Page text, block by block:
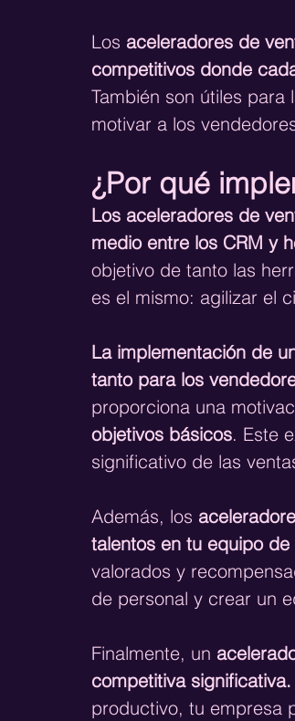
Los aceleradores de
competitivos donde
También son útiles
motivar a los
¿Por qué
Los aceleradores de
medio entre los CRM y
objetivo de tanto las
es el mismo: agilizar el
La implementación de
tanto para los
proporciona una
objetivos básicos. Este
significativo de las
Además, los
talentos en tu equipo de
valorados y
de personal y crear un
Finalmente, un
competitiva significativa.
productivo, tu empresa